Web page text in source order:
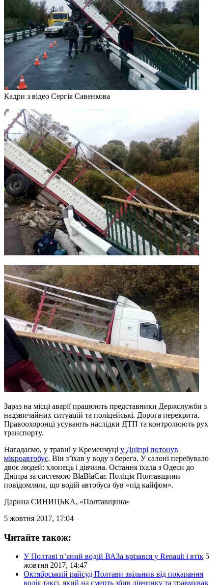
Кадри з відео Сергія Савенкова
Зараз на місці аварії працюють представники Держслужби з
надзвичайних ситуацій та поліцейські. Дорога перекрита.
Правоохоронці усувають наслідки ДТП та контролюють рух
транспорту.
Нагадаємо, у травні у Кременчуці у Дніпрі потонув
мікроавтобус. Він з’їхав у воду з берега. У салоні перебувало
двоє людей: хлопець і дівчина. Остання їхала з Одеси до
Дніпра за системою BlaBlaCar. Поліція Полтавщини
повідомляла, що водій автобуса був «під кайфом».
Дарина СИНИЦЬКА, «Полтавщина»
5 жовтня 2017, 17:04
Читайте також:
У Полтаві п’яний водій ВАЗа врізався у Renault і втік 5
жовтня 2017, 14:47
Октябрський райсуд Полтави звільнив від покарання
водія таксі, який на смерть збив дівчинку та травмував